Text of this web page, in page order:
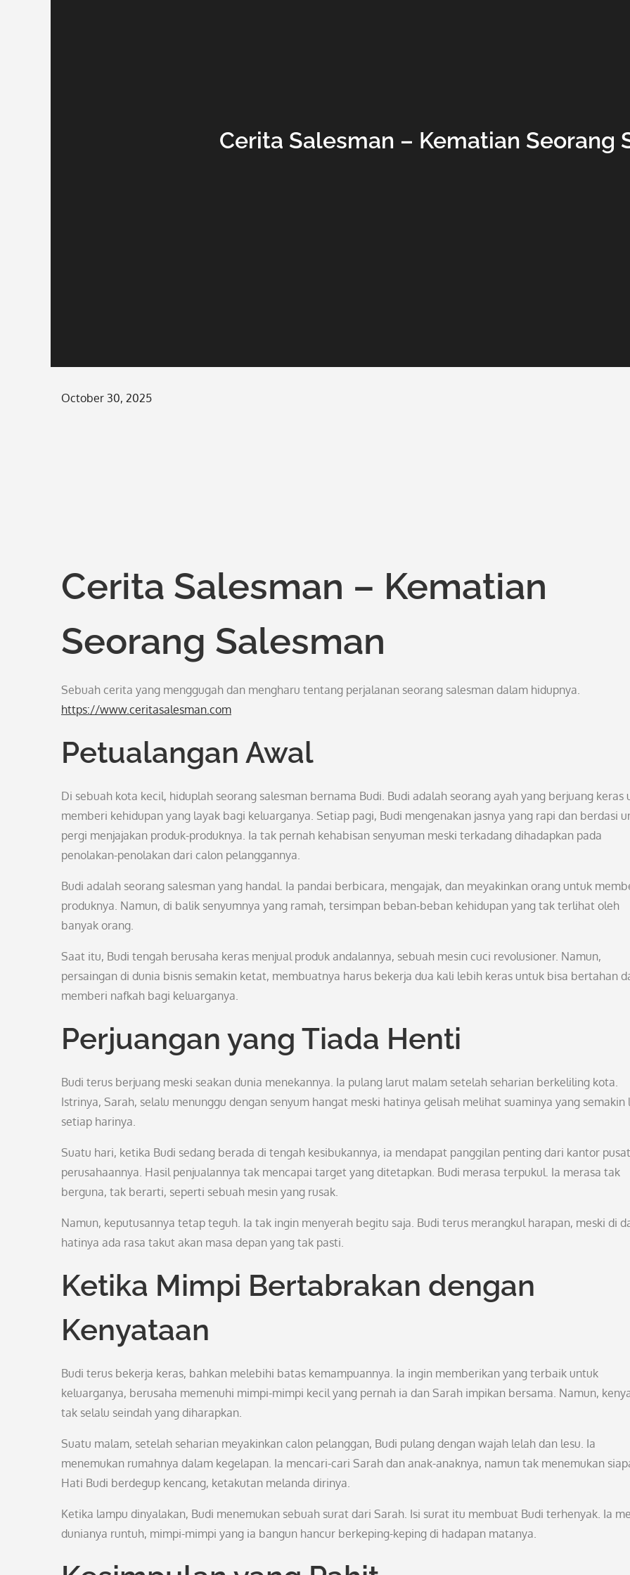
Cerita Salesman – Kematian Seorang
Posted
October 30, 2025
Cerita Salesman – Kematian
Seorang Salesman
Sebuah cerita yang menggugah dan mengharu tentang perjalanan seorang salesman dalam hidupnya.
https://www.ceritasalesman.com
Petualangan Awal
Di sebuah kota kecil, hiduplah seorang salesman bernama Budi. Budi adalah seorang ayah yang berjuang keras
memberi kehidupan yang layak bagi keluarganya. Setiap pagi, Budi mengenakan jasnya yang rapi dan berdasi
pergi menjajakan produk-produknya. Ia tak pernah kehabisan senyuman meski terkadang dihadapkan pada
penolakan-penolakan dari calon pelanggannya.
Budi adalah seorang salesman yang handal. Ia pandai berbicara, mengajak, dan meyakinkan orang untuk
produknya. Namun, di balik senyumnya yang ramah, tersimpan beban-beban kehidupan yang tak terlihat oleh
banyak orang.
Saat itu, Budi tengah berusaha keras menjual produk andalannya, sebuah mesin cuci revolusioner. Namun,
persaingan di dunia bisnis semakin ketat, membuatnya harus bekerja dua kali lebih keras untuk bisa bertahan
memberi nafkah bagi keluarganya.
Perjuangan yang Tiada Henti
Budi terus berjuang meski seakan dunia menekannya. Ia pulang larut malam setelah seharian berkeliling kota.
Istrinya, Sarah, selalu menunggu dengan senyum hangat meski hatinya gelisah melihat suaminya yang semakin
setiap harinya.
Suatu hari, ketika Budi sedang berada di tengah kesibukannya, ia mendapat panggilan penting dari kantor pusat
perusahaannya. Hasil penjualannya tak mencapai target yang ditetapkan. Budi merasa terpukul. Ia merasa tak
berguna, tak berarti, seperti sebuah mesin yang rusak.
Namun, keputusannya tetap teguh. Ia tak ingin menyerah begitu saja. Budi terus merangkul harapan, meski di
hatinya ada rasa takut akan masa depan yang tak pasti.
Ketika Mimpi Bertabrakan dengan
Kenyataan
Budi terus bekerja keras, bahkan melebihi batas kemampuannya. Ia ingin memberikan yang terbaik untuk
keluarganya, berusaha memenuhi mimpi-mimpi kecil yang pernah ia dan Sarah impikan bersama. Namun,
tak selalu seindah yang diharapkan.
Suatu malam, setelah seharian meyakinkan calon pelanggan, Budi pulang dengan wajah lelah dan lesu. Ia
menemukan rumahnya dalam kegelapan. Ia mencari-cari Sarah dan anak-anaknya, namun tak menemukan
Hati Budi berdegup kencang, ketakutan melanda dirinya.
Ketika lampu dinyalakan, Budi menemukan sebuah surat dari Sarah. Isi surat itu membuat Budi terhenyak. Ia
dunianya runtuh, mimpi-mimpi yang ia bangun hancur berkeping-keping di hadapan matanya.